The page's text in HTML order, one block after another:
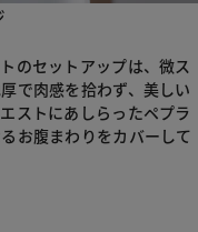
のセットアップは、微ス
で肉感を拾わず、美しい
ストにあしらったペプラ
お腹まわりをカバーして